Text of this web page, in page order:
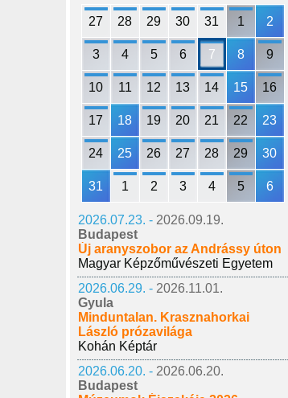
27 28 29 30 31 1 2
3 4 5 6 7 8 9
10 11 12 13 14 15 16
17 18 19 20 21 22 23
24 25 26 27 28 29 30
31 1 2 3 4 5 6
2026.07.23. - 2026.09.19.
Budapest
Új aranyszobor az Andrássy úton
Magyar Képzőművészeti Egyetem
2026.06.29. - 2026.11.01.
Gyula
Minduntalan. Krasznahorkai
László prózavilága
Kohán Képtár
2026.06.20. - 2026.06.20.
Budapest